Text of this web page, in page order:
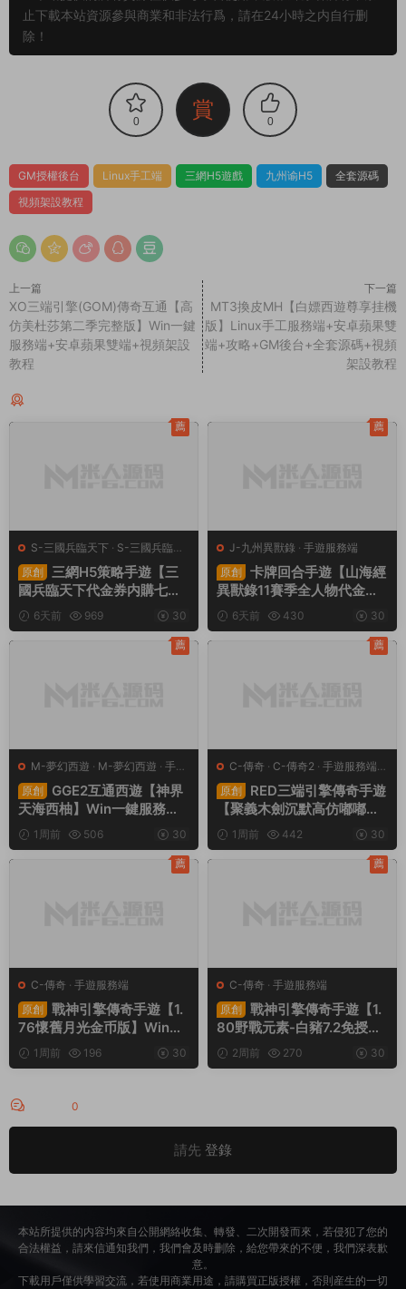
止下載本站資源參與商業和非法行爲，請在24小時之内自行删
除！
0 賞 0
GM授權後台 Linux手工端 三網H5遊戲 九州谕H5
全套源碼
視頻架設教程
上一篇
XO三端引擎(GOM)傳奇互通【高
仿美杜莎第二季完整版】Win一鍵
服務端+安卓蘋果雙端+視頻架設
教程
下一篇
MT3換皮MH【白嫖西遊尊享挂機
版】Linux手工服務端+安卓蘋果雙
端+攻略+GM後台+全套源碼+視頻
架設教程
S-三國兵臨天下 · S-三國兵臨天
下· 手遊服務端·頁遊服務端
原創
三網H5策略手遊【三
國兵臨天下代金券内購七合
修複版】Linux手工服務端
+管理後台+GM授權後台
+簡易安卓客戶端+視頻架設
6天前 969 30
薦
J-九州異獸錄 · 手遊服務端
原創
卡牌回合手遊【山海經
異獸錄11賽季全人物代金券
内購版】Win一鍵服務端+授
權GM後台+管理後台+熱更
修改工具+安卓+視頻架設教
6天前 430 30
薦
M-夢幻西遊 · M-夢幻西遊 · 手遊
服務端 · 端遊服務端
原創
GGE2互通西遊【神界
天海西柚】Win一鍵服務端
+安卓蘋果PC三端+内置GM
工具+全套源碼+視頻架設教
1周前 506 30
薦
C-傳奇 · C-傳奇2 · 手遊服務端·
端遊服務端
原創
RED三端引擎傳奇手遊
【聚義木劍沉默高仿嘟嘟沉
默】Win一鍵服務端+安卓蘋
果PC三端+視頻架設教程
1周前 442 30
薦
C-傳奇 · 手遊服務端
原創
戰神引擎傳奇手遊【1.
76懷舊月光金币版】Win一
鍵服務端+安卓蘋果雙端+G
M授權物品後台+視頻架設教
1周前 196 30
薦
C-傳奇 · 手遊服務端
原創
戰神引擎傳奇手遊【1.
80野戰元素-白豬7.2免授
權】Win一鍵服務端+安卓+
GM授權物品後台+視頻架設
2周前 270 30
薦
0
請先 登錄
本站所提供的内容均來自公開網絡收集、轉發、二次開發而來，若侵犯了您的
合法權益，請來信通知我們，我們會及時删除，給您帶來的不便，我們深表歉
意。
下載用戶僅供學習交流，若使用商業用途，請購買正版授權，否則産生的一切